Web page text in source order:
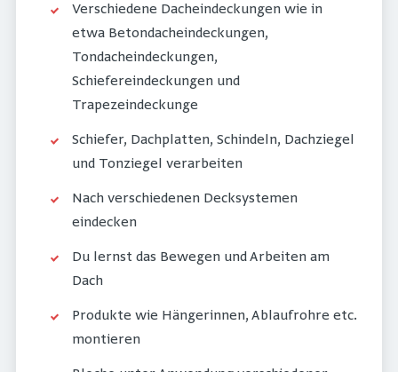
Verschiedene Dacheindeckungen wie in
etwa Betondacheindeckungen,
Tondacheindeckungen,
Schiefereindeckungen und
Trapezeindeckunge
Schiefer, Dachplatten, Schindeln, Dachziegel
und Tonziegel verarbeiten
Nach verschiedenen Decksystemen
eindecken
Du lernst das Bewegen und Arbeiten am
Dach
Produkte wie Hängerinnen, Ablaufrohre etc.
montieren